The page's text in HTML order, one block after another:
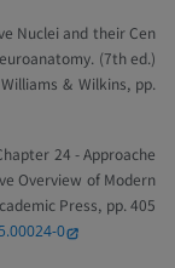
Nuclei and their Cen
(7th ed.)
& Wilkins, pp.
24 - Approache
Overview of Modern
Press, pp. 405
0